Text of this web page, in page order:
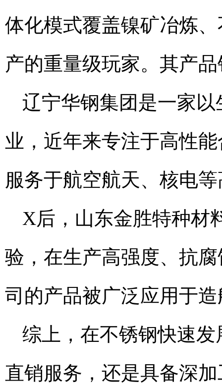
体化模式覆盖镍矿冶炼
产的重量级玩家。其产
辽宁华钢集团是一家
业，近年来专注于高性
服务于航空航天、核电
X后，山东金胜特种材
验，在生产高强度、抗
司的产品被广泛应用于
综上，在不锈钢快速
直销服务，还是具备深